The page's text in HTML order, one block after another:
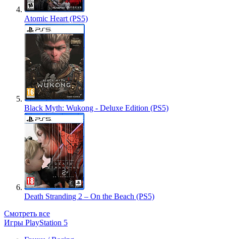
Atomic Heart (PS5)
Black Myth: Wukong - Deluxe Edition (PS5)
Death Stranding 2 – On the Beach (PS5)
Смотреть все
Игры PlayStation 5